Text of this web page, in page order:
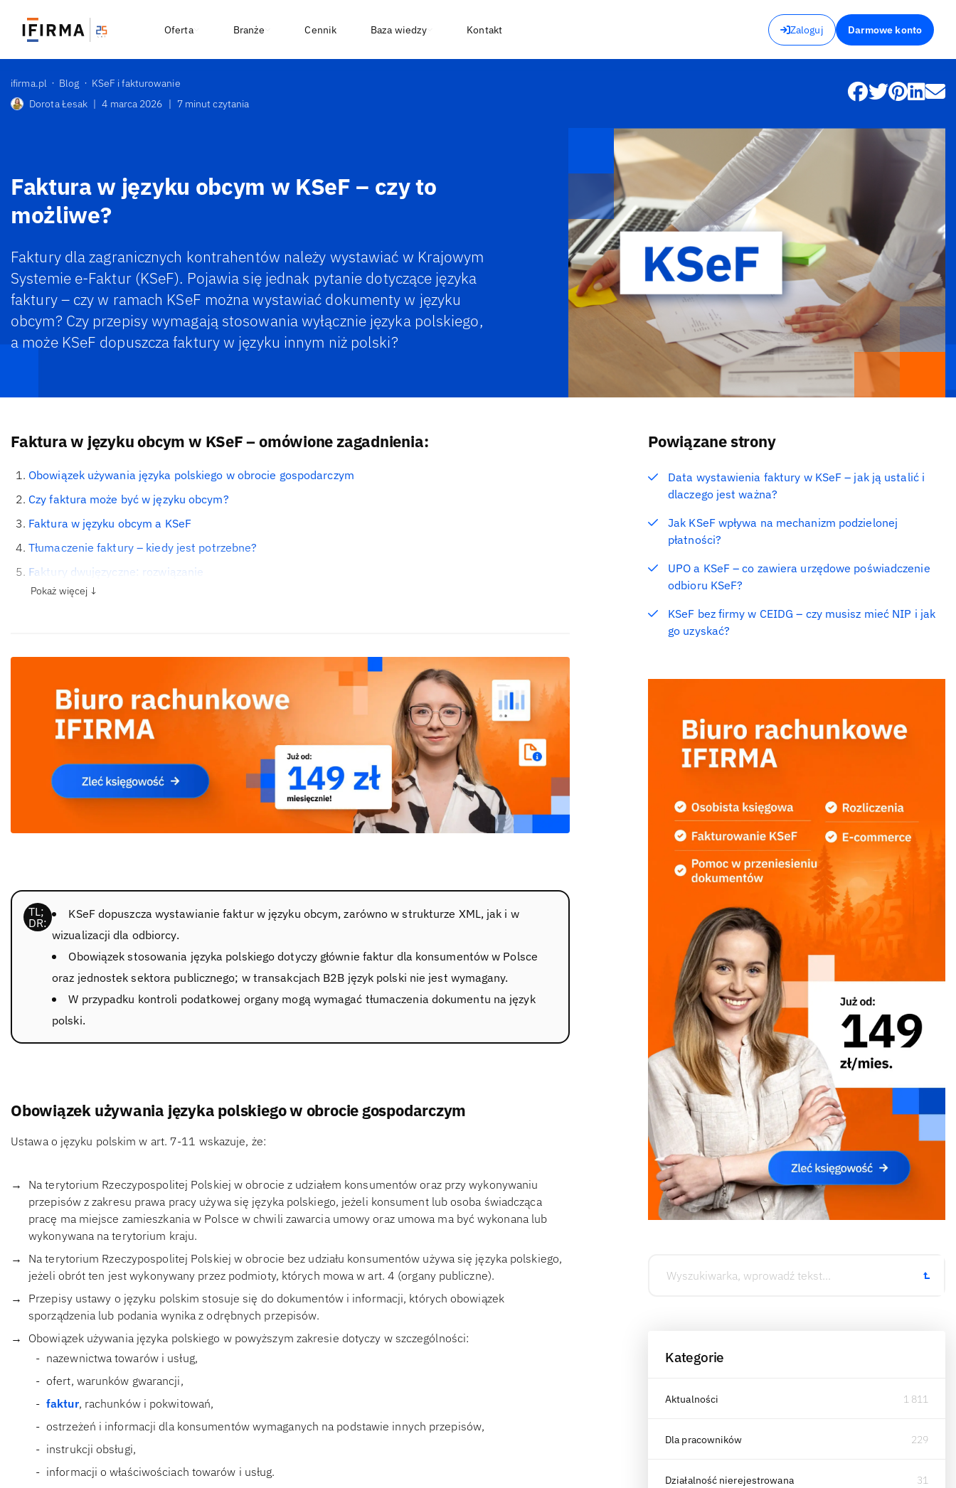
Zaloguj Darmowe konto
Oferta Branże Cennik Baza wiedzy Kontakt
ifirma.pl Blog
KSeF i fakturowanie
Dorota Łesak | 4 marca 2026 | 7 minut czytania
Faktura w języku obcym w KSeF – czy to
możliwe?
Faktury dla zagranicznych kontrahentów należy wystawiać w Krajowym
Systemie e-Faktur (KSeF). Pojawia się jednak pytanie dotyczące języka
faktury – czy w ramach KSeF można wystawiać dokumenty w języku
obcym? Czy przepisy wymagają stosowania wyłącznie języka polskiego,
a może KSeF dopuszcza faktury w języku innym niż polski?
Faktura w języku obcym w KSeF – omówione zagadnienia:
Obowiązek używania języka polskiego w obrocie gospodarczym
Czy faktura może być w języku obcym?
Faktura w języku obcym a KSeF
Tłumaczenie faktury – kiedy jest potrzebne?
Faktury dwujęzyczne: rozwiązanie
Pokaż więcej ↓
KSeF dopuszcza wystawianie faktur w języku obcym, zarówno w strukturze XML, jak i w
wizualizacji dla odbiorcy.
Obowiązek stosowania języka polskiego dotyczy głównie faktur dla konsumentów w Polsce
oraz jednostek sektora publicznego; w transakcjach B2B język polski nie jest wymagany.
W przypadku kontroli podatkowej organy mogą wymagać tłumaczenia dokumentu na język
polski.
Obowiązek używania języka polskiego w obrocie gospodarczym
Ustawa o języku polskim w art. 7-11 wskazuje, że:
Na terytorium Rzeczypospolitej Polskiej w obrocie z udziałem konsumentów oraz przy wykonywaniu
przepisów z zakresu prawa pracy używa się języka polskiego, jeżeli konsument lub osoba świadcząca
pracę ma miejsce zamieszkania w Polsce w chwili zawarcia umowy oraz umowa ma być wykonana lub
wykonywana na terytorium kraju.
Na terytorium Rzeczypospolitej Polskiej w obrocie bez udziału konsumentów używa się języka polskiego,
jeżeli obrót ten jest wykonywany przez podmioty, których mowa w art. 4 (organy publiczne).
Przepisy ustawy o języku polskim stosuje się do dokumentów i informacji, których obowiązek
sporządzenia lub podania wynika z odrębnych przepisów.
Obowiązek używania języka polskiego w powyższym zakresie dotyczy w szczególności:
nazewnictwa towarów i usług,
ofert, warunków gwarancji,
faktur, rachunków i pokwitowań,
ostrzeżeń i informacji dla konsumentów wymaganych na podstawie innych przepisów,
instrukcji obsługi,
informacji o właściwościach towarów i usług.
Powiązane strony
Data wystawienia faktury w KSeF – jak ją ustalić i
dlaczego jest ważna?
Jak KSeF wpływa na mechanizm podzielonej
płatności?
UPO a KSeF – co zawiera urzędowe poświadczenie
odbioru KSeF?
KSeF bez firmy w CEIDG – czy musisz mieć NIP i jak
go uzyskać?
Kategorie
Aktualności 1 811
Dla pracowników 229
Działalność nierejestrowana 31